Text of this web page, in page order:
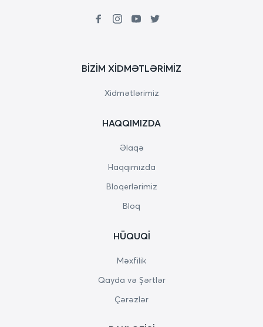
BIZIM XIDMƏTLƏRIMIZ
Xidmətlərimiz
HAQQIMIZDA
Əlaqə
Haqqımızda
Bloqerlərimiz
Bloq
HÜQUQI
Məxfilik
Qayda və Şərtlər
Çərəzlər